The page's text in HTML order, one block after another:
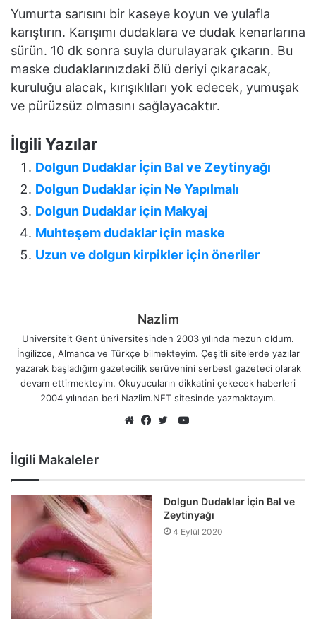
Yumurta sarısını bir kaseye koyun ve yulafla
karıştırın. Karışımı dudaklara ve dudak kenarlarına
sürün. 10 dk sonra suyla durulayarak çıkarın. Bu
maske dudaklarınızdaki ölü deriyi çıkaracak,
kuruluğu alacak, kırışıklıları yok edecek, yumuşak
ve pürüzsüz olmasını sağlayacaktır.
İlgili Yazılar
Dolgun Dudaklar İçin Bal ve Zeytinyağı
Dolgun Dudaklar için Ne Yapılmalı
Dolgun Dudaklar için Makyaj
Muhteşem dudaklar için maske
Uzun ve dolgun kirpikler için öneriler
Nazlim
Universiteit Gent üniversitesinden 2003 yılında mezun oldum.
İngilizce, Almanca ve Türkçe bilmekteyim. Çeşitli sitelerde yazılar
yazarak başladığım gazetecilik serüvenini serbest gazeteci olarak
devam ettirmekteyim. Okuyucuların dikkatini çekecek haberleri
2004 yılından beri Nazlim.NET sitesinde yazmaktayım.
YouTube
İlgili Makaleler
Dolgun Dudaklar İçin Bal ve
Zeytinyağı
4 Eylül 2020